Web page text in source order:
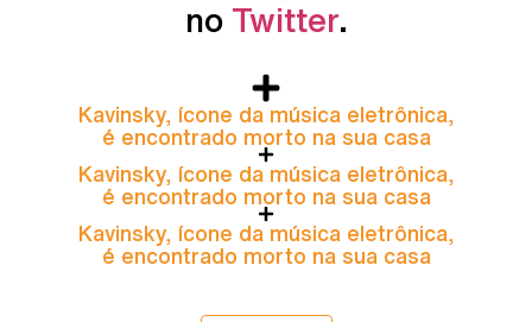
no Twitter.
Kavinsky, ícone da música eletrônica,
é encontrado morto na sua casa
Kavinsky, ícone da música eletrônica,
é encontrado morto na sua casa
Kavinsky, ícone da música eletrônica,
é encontrado morto na sua casa